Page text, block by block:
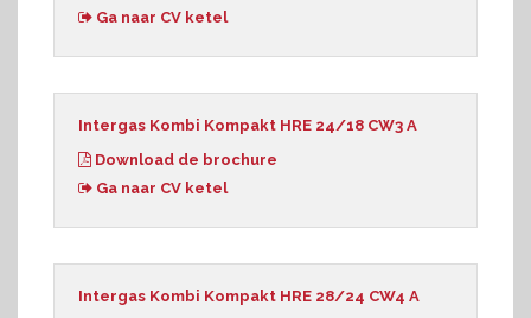
Ga naar CV ketel
Intergas Kombi Kompakt HRE 24/18 CW3 A
Download de brochure
Ga naar CV ketel
Intergas Kombi Kompakt HRE 28/24 CW4 A